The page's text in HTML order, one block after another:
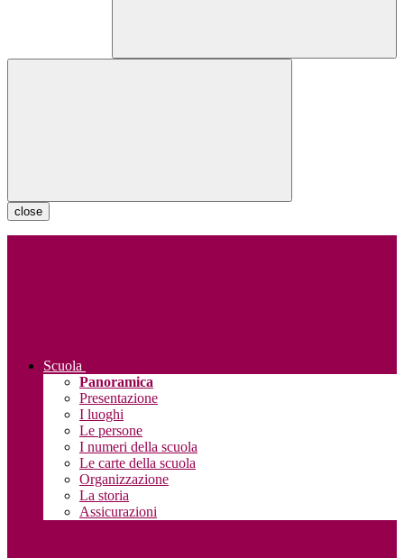
close
Scuola
Panoramica
Presentazione
I luoghi
Le persone
I numeri della scuola
Le carte della scuola
Organizzazione
La storia
Assicurazioni